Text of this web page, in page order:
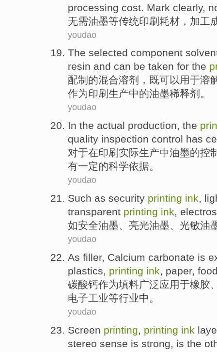
processing cost Mark clearly,
无需油墨等传统印刷耗材 ， 加工
youdao
The selected component
resin and can be taken for the
配制 的混合溶剂 ，既可以用于溶
作为印刷 生产中的油墨稀释剂。
youdao
In the actual production, the
quality inspection control has
对于在印刷 实际生产中油墨的控
有一定的科学依据。
youdao
Such as security printing ink,
transparent printing ink,
如安全油墨、 亮光油墨、 光敏油
youdao
As filler, Calcium carbonate is
plastics, printing ink, paper,
碳酸钙作为填料广泛应用于橡胶
电子工业等行业中。
youdao
Screen printing printing ink
stereo sense is strong is the